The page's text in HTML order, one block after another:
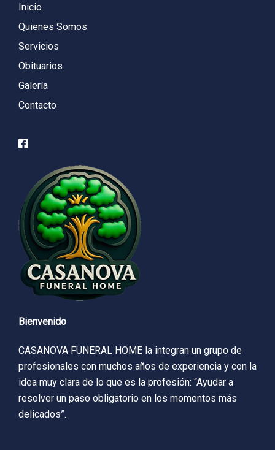
Inicio
Quienes Somos
Servicios
Obituarios
Galería
Contacto
Bienvenido
CASANOVA FUNERAL HOME la integran un grupo de
profesionales con muchos años de experiencia y con la
idea muy clara de lo que es la profesión: “Ayudar a
resolver un paso obligatorio en los momentos más
delicados”.